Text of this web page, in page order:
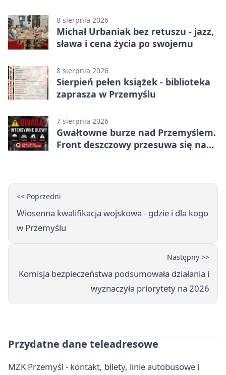
8 sierpnia 2026
Michał Urbaniak bez retuszu - jazz,
sława i cena życia po swojemu
8 sierpnia 2026
Sierpień pełen książek - biblioteka
zaprasza w Przemyślu
7 sierpnia 2026
Gwałtowne burze nad Przemyślem.
Front deszczowy przesuwa się na
<< Poprzedni
Wiosenna kwalifikacja wojskowa - gdzie i dla kogo
w Przemyślu
Następny >>
Komisja bezpieczeństwa podsumowała działania i
wyznaczyła priorytety na 2026
Przydatne dane teleadresowe
MZK Przemyśl - kontakt, bilety, linie autobusowe i